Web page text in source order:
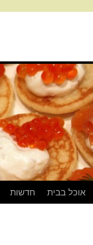
אוכל בבית חדשות